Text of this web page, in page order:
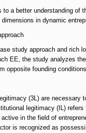
to a better understanding of
in dynamic
study approach and rich
EE, the study analyzes
opposite founding
(3L) are necessary
legitimacy (IL) refers
in the field of
is recognized as